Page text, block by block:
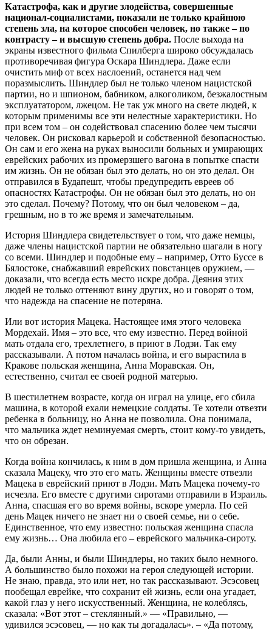
Катастрофа, как и другие злодейства, совершенные
национал-социалистами, показали не только крайнюю
степень зла, на которое способен человек, но также – по
контрасту – и высшую степень добра. После выхода на
экраны известного фильма Спилберга широко обсуждалась
противоречивая фигура Оскара Шиндлера. Даже если
очистить миф от всех наслоений, останется над чем
поразмыслить. Шиндлер был не только членом нацистской
партии, но и шпионом, бабником, алкоголиком, безжалостным
эксплуататором, лжецом. Не так уж много на свете людей, к
которым применимы все эти нелестные характеристики. Но
при всем том – он содействовал спасению более чем тысячи
человек. Он рисковал карьерой и собственной безопасностью.
Он сам и его жена на руках выносили больных и умирающих
еврейских рабочих из промерзшего вагона в попытке спасти
им жизнь. Он не обязан был это делать, но он это делал. Он
отправился в Будапешт, чтобы предупредить евреев об
опасностях Катастрофы. Он не обязан был это делать, но он
это сделал. Почему? Потому, что он был человеком – да,
грешным, но в то же время и замечательным.
История Шиндлера свидетельствует о том, что даже немцы,
даже члены нацистской партии не обязательно шагали в ногу
со всеми. Шиндлер и подобные ему – например, Отто Буссе в
Бялостоке, снабжавший еврейских повстанцев оружием, —
доказали, что всегда есть место искре добра. Деяния этих
людей не только оттеняют вину других, но и говорят о том,
что надежда на спасение не потеряна.
Или вот история Мацека. Настоящее имя этого человека
Мордехай. Имя – это все, что ему известно. Перед войной
мать отдала его, трехлетнего, в приют в Лодзи. Так ему
рассказывали. А потом началась война, и его вырастила в
Кракове польская женщина, Анна Моравская. Он,
естественно, считал ее своей родной матерью.
В шестилетнем возрасте, когда он играл на улице, его сбила
машина, в которой ехали немецкие солдаты. Те хотели отвезти
ребенка в больницу, но Анна не позволила. Она понимала,
что мальчика ждет неминуемая смерть, стоит кому-то увидеть,
что он обрезан.
Когда война кончилась, к ним в дом пришла женщина, и Анна
сказала Мацеку, что это его мать. Женщины вместе отвезли
Мацека в еврейский приют в Лодзи. Мать Мацека почему-то
исчезла. Его вместе с другими сиротами отправили в Израиль.
Анна, спасшая его во время войны, вскоре умерла. По сей
день Мацек ничего не знает ни о своей семье, ни о себе.
Единственное, что ему известно: польская женщина спасла
ему жизнь… Она любила его – еврейского мальчика-сироту.
Да, были Анны, и были Шиндлеры, но таких было немного.
А большинство было похожи на героя следующей истории.
Не знаю, правда, это или нет, но так рассказывают. Эсэсовец
пообещал еврейке, что сохранит ей жизнь, если она угадает,
какой глаз у него искусственный. Женщина, не колеблясь,
сказала: «Вот этот – стеклянный.» — «Правильно, —
удивился эсэсовец, — но как ты догадалась». – «Да потому,